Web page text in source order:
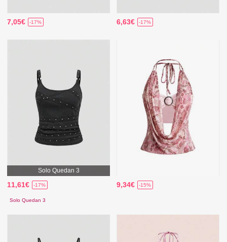
7,05€ -17% 6,63€ -17%
Solo Quedan 3
11,61€ -17%
Solo Quedan 3
9,34€ -15%